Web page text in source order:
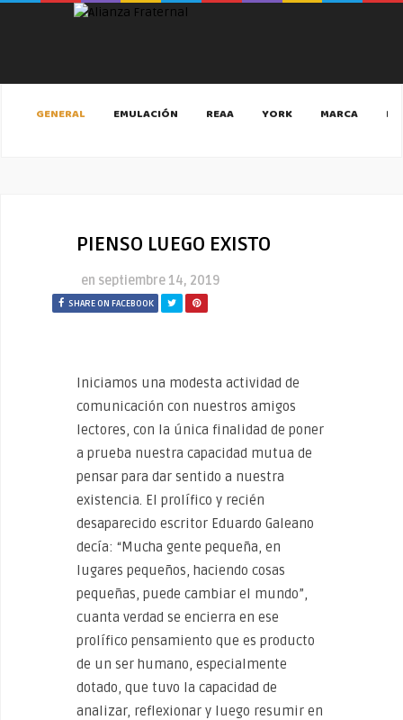
GENERAL EMULACIÓN REAA YORK MARCA
PIENSO LUEGO EXISTO
en septiembre 14, 2019
SHARE ON FACEBOOK
Iniciamos una modesta actividad de
comunicación con nuestros amigos
lectores, con la única finalidad de poner
a prueba nuestra capacidad mutua de
pensar para dar sentido a nuestra
existencia. El prolífico y recién
desaparecido escritor Eduardo Galeano
decía: “Mucha gente pequeña, en
lugares pequeños, haciendo cosas
pequeñas, puede cambiar el mundo”,
cuanta verdad se encierra en ese
prolífico pensamiento que es producto
de un ser humano, especialmente
dotado, que tuvo la capacidad de
analizar, reflexionar y luego resumir en